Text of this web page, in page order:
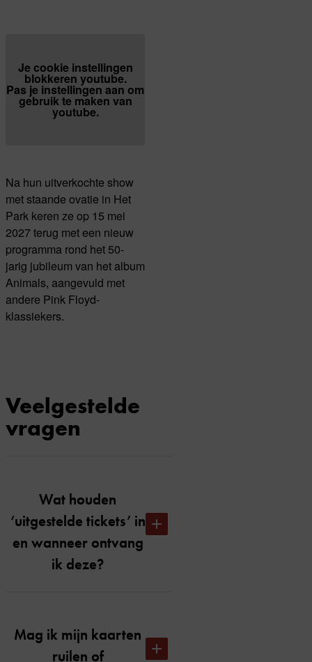
Je cookie instellingen
blokkeren youtube.
Pas je instellingen aan om
gebruik te maken van
youtube.
Na hun uitverkochte show
met staande ovatie in Het
Park keren ze op 15 mei
2027 terug met een nieuw
programma rond het 50-
jarig jubileum van het album
Animals, aangevuld met
andere Pink Floyd-
klassiekers.
Veelgestelde
vragen
Wat houden
‘uitgestelde tickets’ in
en wanneer ontvang
ik deze?
op de dag van de voorstelling om
00.01 uur je tickets per e-mail
Mag ik mijn kaarten
ruilen of